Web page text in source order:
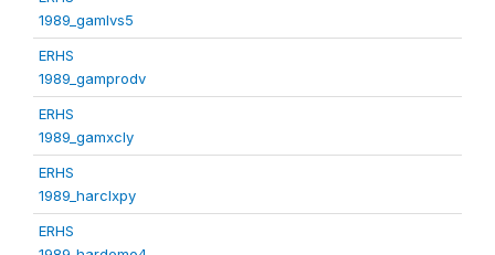
1989_gamlvs5
ERHS
1989_gamprodv
ERHS
1989_gamxcly
ERHS
1989_harclxpy
ERHS